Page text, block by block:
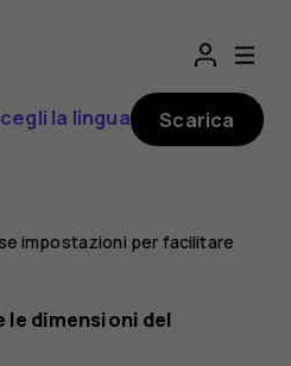
la lingua Scarica
impostazioni per facilitare
le dimensioni del